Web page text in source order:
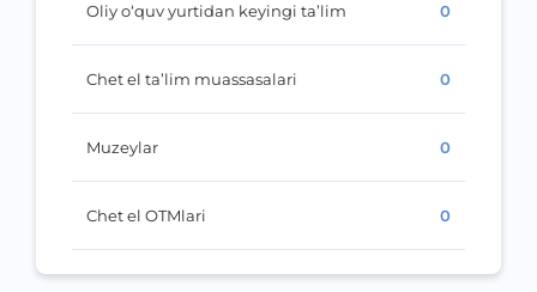
Oliy o‘quv yurtidan keyingi ta’lim 0
Chet el ta’lim muassasalari 0
Muzeylar 0
Chet el OTMlari 0